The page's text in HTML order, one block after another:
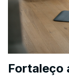
Fortaleço